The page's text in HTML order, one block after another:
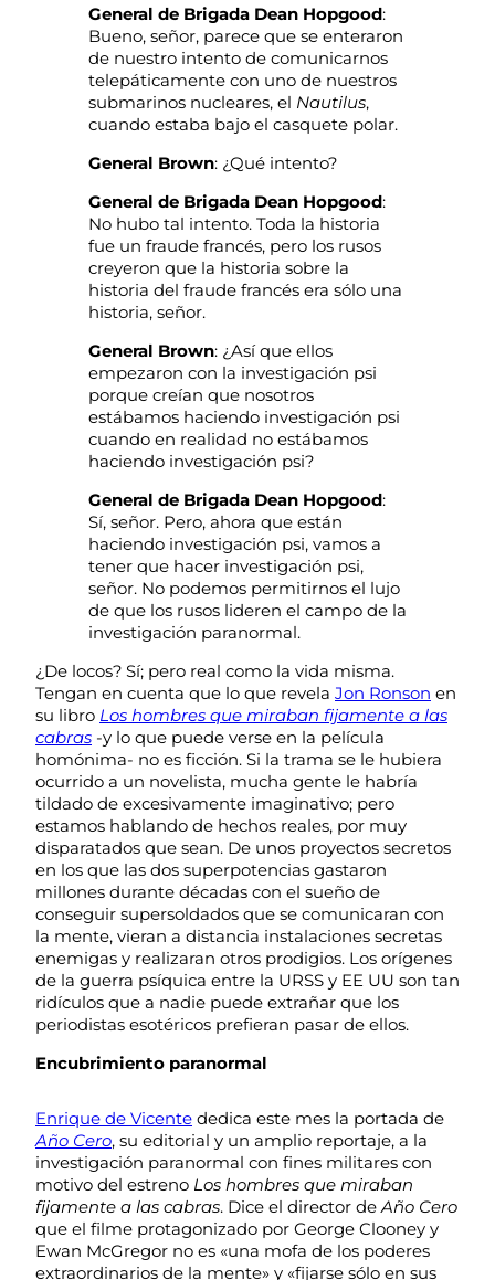
General de Brigada Dean Hopgood:
Bueno, señor, parece que se enteraron
de nuestro intento de comunicarnos
telepáticamente con uno de nuestros
submarinos nucleares, el Nautilus,
cuando estaba bajo el casquete polar.
General Brown: ¿Qué intento?
General de Brigada Dean Hopgood:
No hubo tal intento. Toda la historia
fue un fraude francés, pero los rusos
creyeron que la historia sobre la
historia del fraude francés era sólo una
historia, señor.
General Brown: ¿Así que ellos
empezaron con la investigación psi
porque creían que nosotros
estábamos haciendo investigación psi
cuando en realidad no estábamos
haciendo investigación psi?
General de Brigada Dean Hopgood:
Sí, señor. Pero, ahora que están
haciendo investigación psi, vamos a
tener que hacer investigación psi,
señor. No podemos permitirnos el lujo
de que los rusos lideren el campo de la
investigación paranormal.
¿De locos? Sí; pero real como la vida misma.
Tengan en cuenta que lo que revela Jon Ronson en
su libro Los hombres que miraban fijamente a las
cabras -y lo que puede verse en la película
homónima- no es ficción. Si la trama se le hubiera
ocurrido a un novelista, mucha gente le habría
tildado de excesivamente imaginativo; pero
estamos hablando de hechos reales, por muy
disparatados que sean. De unos proyectos secretos
en los que las dos superpotencias gastaron
millones durante décadas con el sueño de
conseguir supersoldados que se comunicaran con
la mente, vieran a distancia instalaciones secretas
enemigas y realizaran otros prodigios. Los orígenes
de la guerra psíquica entre la URSS y EE UU son tan
ridículos que a nadie puede extrañar que los
periodistas esotéricos prefieran pasar de ellos.
Encubrimiento paranormal
Enrique de Vicente dedica este mes la portada de
Año Cero, su editorial y un amplio reportaje, a la
investigación paranormal con fines militares con
motivo del estreno Los hombres que miraban
fijamente a las cabras. Dice el director deAño Cero
que el filme protagonizado por George Clooney y
Ewan McGregor no es «una mofa de los poderes
extraordinarios de la mente» y «fijarse sólo en sus